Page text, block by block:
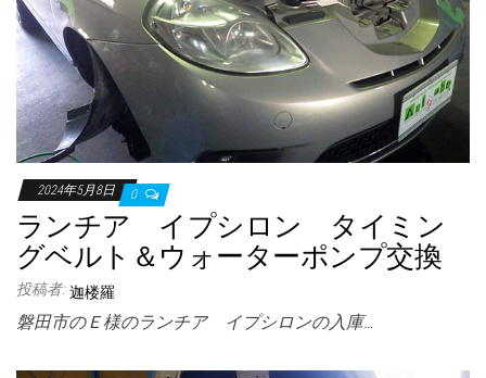
2024年5月8日 0
ランチア イプシロン タイミン
グベルト＆ウォーターポンプ交換
投稿者: 迦楼羅
磐田市のＥ様のランチア イプシロンの入庫…